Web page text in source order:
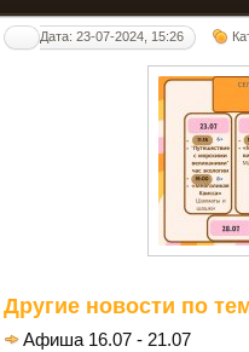
Дата: 23-07-2024, 15:26
Другие новости по
Афиша 16.07 - 21.07